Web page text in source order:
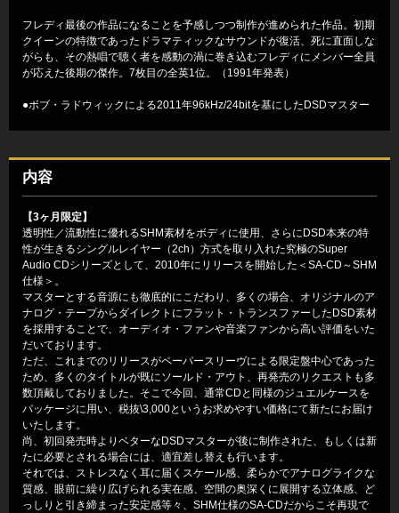
フレディ最後の作品になることを予感しつつ制作が進められた作品。初期
クイーンの特徴であったドラマティックなサウンドが復活、死に直面しな
がらも、その熱唱で聴く者を感動の渦に巻き込むフレディにメンバー全員
が応えた後期の傑作。7枚目の全英1位。（1991年発表）
●ボブ・ラドウィックによる2011年96kHz/24bitを基にしたDSDマスター
内容
【3ヶ月限定】
透明性／流動性に優れるSHM素材をボディに使用、さらにDSD本来の特
性が生きるシングルレイヤー（2ch）方式を取り入れた究極のSuper
Audio CDシリーズとして、2010年にリリースを開始した＜SA-CD～SHM
仕様＞。
マスターとする音源にも徹底的にこだわり、多くの場合、オリジナルのア
ナログ・テープからダイレクトにフラット・トランスファーしたDSD素材
を採用することで、オーディオ・ファンや音楽ファンから高い評価をいた
だいております。
ただ、これまでのリリースがペーパースリーヴによる限定盤中心であった
ため、多くのタイトルが既にソールド・アウト、再発売のリクエストも多
数頂戴しておりました。そこで今回、通常CDと同様のジュエルケースを
パッケージに用い、税抜\3,000というお求めやすい価格にて新たにお届け
いたします。
尚、初回発売時よりベターなDSDマスターが後に制作された、もしくは新
たに必要とされる場合には、適宜差し替えも行います。
それでは、ストレスなく耳に届くスケール感、柔らかでアナログライクな
質感、眼前に繰り広げられる実在感、空間の奥深くに展開する立体感、ど
っしりと引き締まった安定感等々、SHM仕様のSA-CDだからこそ再現で